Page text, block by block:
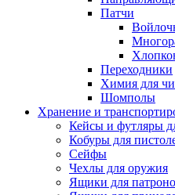
Патчи
Переходники
Химия для
Шомполы
Хранение и
Кейсы и футляры
Кобуры для
Сейфы
Чехлы для оружия
Ящики для